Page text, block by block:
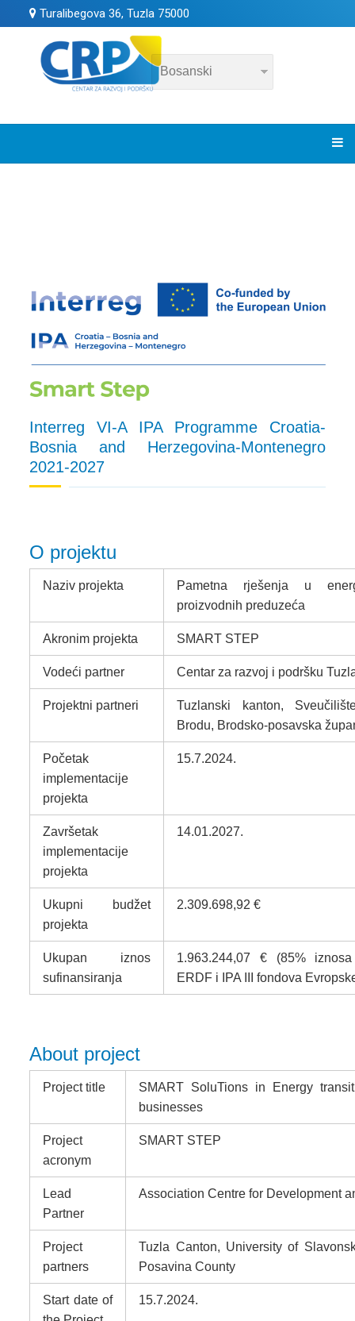
Turalibegova 36, Tuzla 75000
Interreg VI-A IPA Programme Croatia-
Bosnia and Herzegovina-Montenegro
2021-2027
O projektu
Naziv projekta
Pametna rješenja u
proizvodnih preduzeća
Akronim projekta SMART STEP
Vodeći partner Centar za razvoj i podršku
Projektni partneri
Tuzlanski kanton,
Brodu, Brodsko-posavska
Početak
implementacije
projekta
15.7.2024.
Završetak
implementacije
projekta
14.01.2027.
Ukupni budžet
projekta
2.309.698,92 €
Ukupan iznos
sufinansiranja
1.963.244,07 € (85%
ERDF i IPA III fondova
About project
Project title
SMART SoluTions in Energy
businesses
Project
acronym
SMART STEP
Lead
Partner
Association Centre for Development
Project
partners
Tuzla Canton, University of
Posavina County
Start date of
15.7.2024.